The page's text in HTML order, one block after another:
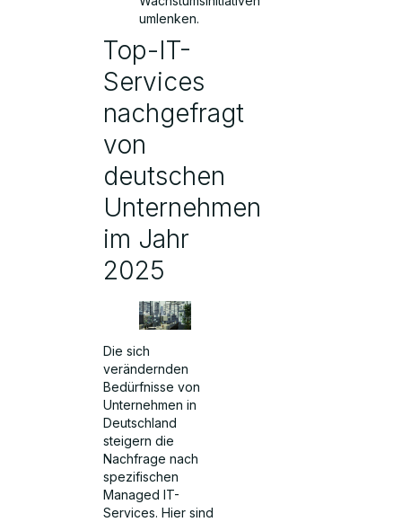
umlenken.
Top-IT-
Services
nachgefragt
von
deutschen
Unternehmen
im Jahr
2025
Die sich
verändernden
Bedürfnisse von
Unternehmen in
Deutschland
steigern die
Nachfrage nach
spezifischen
Managed IT-
Services. Hier sind